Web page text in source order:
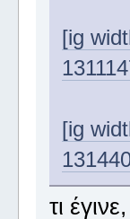
[ig
[ig
τι